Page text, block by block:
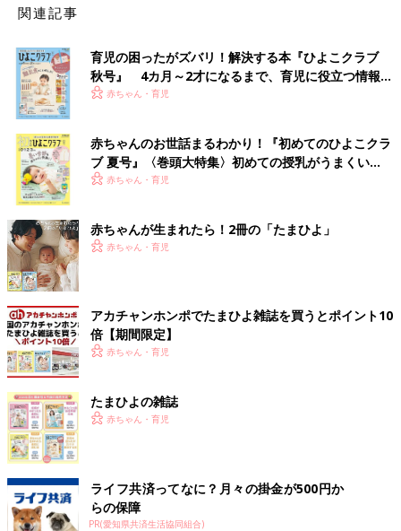
関連記事
育児の困ったがズバリ！解決する本『ひよこクラブ
秋号』 4カ月～2才になるまで、育児に役立つ情報が
いっぱい！
赤ちゃん・育児
赤ちゃんのお世話まるわかり！『初めてのひよこクラ
ブ 夏号』〈巻頭大特集〉初めての授乳がうまくい
く！ おっぱい・ミルクの基本と夏のトラブル 解決テ
赤ちゃん・育児
赤ちゃんが生まれたら！2冊の「たまひよ」
赤ちゃん・育児
アカチャンホンポでたまひよ雑誌を買うとポイント10
倍【期間限定】
赤ちゃん・育児
たまひよの雑誌
赤ちゃん・育児
ライフ共済ってなに？月々の掛金が500円か
らの保障
PR(愛知県共済生活協同組合)